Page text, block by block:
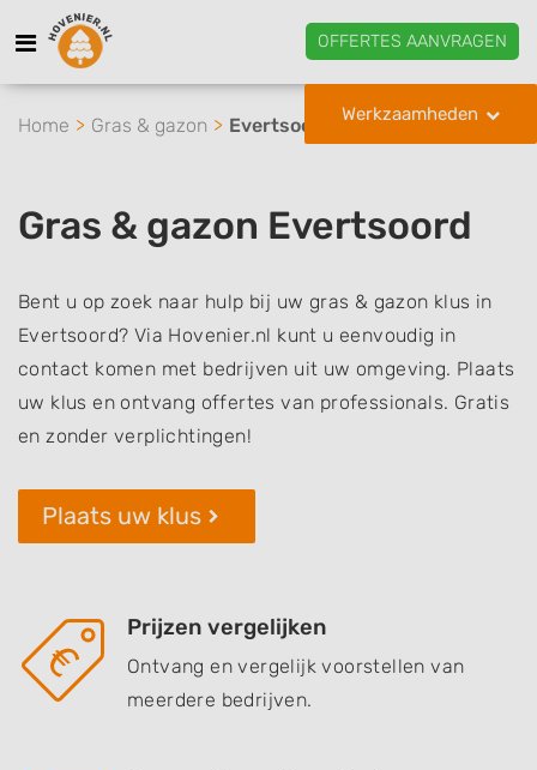
OFFERTES AANVRAGEN
Werkzaamheden
Home Gras & gazon Evertsoord
Gras & gazon Evertsoord
Bent u op zoek naar hulp bij uw gras & gazon klus in
Evertsoord? Via Hovenier.nl kunt u eenvoudig in
contact komen met bedrijven uit uw omgeving. Plaats
uw klus en ontvang offertes van professionals. Gratis
en zonder verplichtingen!
Plaats uw klus
Prijzen vergelijken
Ontvang en vergelijk voorstellen van
meerdere bedrijven.